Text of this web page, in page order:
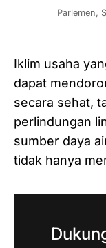
Parlemen,
Iklim usaha
dapat
secara sehat,
perlindungan
sumber daya
tidak hanya